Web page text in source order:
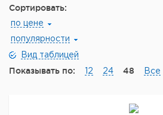
Сортировать:
по цене
популярности
Вид таблицей
Показывать по: 12 24 48 Все